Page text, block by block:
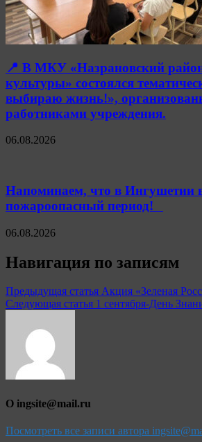
📍 В МКУ «Назрановский
культуры» состоялся
выбираю жизнь!»,
работниками учреждения.
06.08.2026
Напоминаем, что в Ингушетии
пожароопасный период!⁣⁣⠀
06.08.2026
Навигация по записям
Предыдущая статья Акция «Зеленая
Следующая статья 1 сентября-День
О ingsite@mail.ru
Посмотреть все записи автора